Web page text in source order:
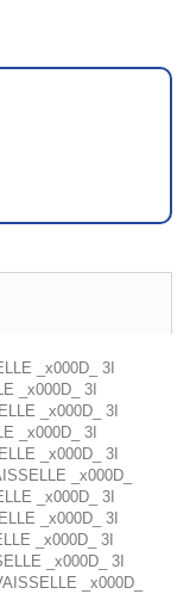
_x000D_ 3I
_x000D_ 3I
_x000D_ 3I
_x000D_ 3I
_x000D_ 3I
_x000D_
_x000D_ 3I
_x000D_ 3I
_x000D_ 3I
_x000D_ 3I
_x000D_